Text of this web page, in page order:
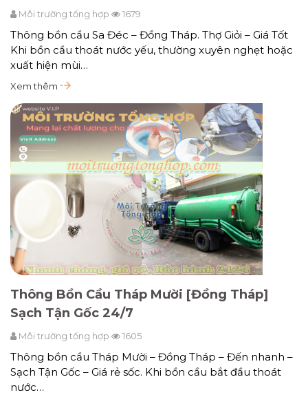
Môi trường tổng hợp 1679
Thông bồn cầu Sa Đéc – Đồng Tháp. Thợ Giỏi – Giá Tốt
Khi bồn cầu thoát nước yếu, thường xuyên nghẹt hoặc
xuất hiện mùi…
Xem thêm
Thông Bồn Cầu Tháp Mười [Đồng Tháp]
Sạch Tận Gốc 24/7
Môi trường tổng hợp 1605
Thông bồn cầu Tháp Mười – Đồng Tháp – Đến nhanh –
Sạch Tận Gốc – Giá rẻ sốc. Khi bồn cầu bắt đầu thoát
nước…